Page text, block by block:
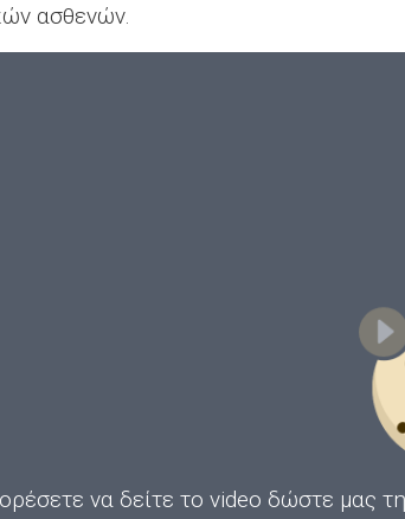
ασθενών.
να δείτε το video δώστε μας